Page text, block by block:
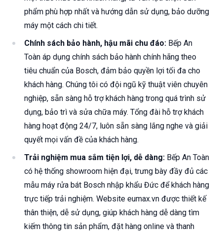
phẩm phù hợp nhất và hướng dẫn sử dụng, bảo dưỡng
máy một cách chi tiết.
Chính sách bảo hành, hậu mãi chu đáo: Bếp An
Toàn áp dụng chính sách bảo hành chính hãng theo
tiêu chuẩn của Bosch, đảm bảo quyền lợi tối đa cho
khách hàng. Chúng tôi có đội ngũ kỹ thuật viên chuyên
nghiệp, sẵn sàng hỗ trợ khách hàng trong quá trình sử
dụng, bảo trì và sửa chữa máy. Tổng đài hỗ trợ khách
hàng hoạt động 24/7, luôn sẵn sàng lắng nghe và giải
quyết mọi vấn đề của khách hàng.
Trải nghiệm mua sắm tiện lợi, dễ dàng: Bếp An Toàn
có hệ thống showroom hiện đại, trưng bày đầy đủ các
mẫu máy rửa bát Bosch nhập khẩu Đức để khách hàng
trực tiếp trải nghiệm. Website eumax.vn được thiết kế
thân thiện, dễ sử dụng, giúp khách hàng dễ dàng tìm
kiếm thông tin sản phẩm, đặt hàng online và thanh